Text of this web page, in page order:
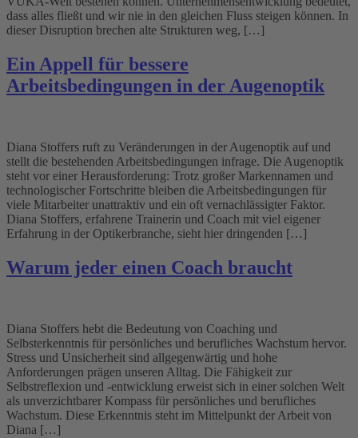
dass alles fließt und wir nie in den gleichen Fluss steigen können. In
dieser Disruption brechen alte Strukturen weg, […]
Ein Appell für bessere
Arbeitsbedingungen in der Augenoptik
Diana Stoffers ruft zu Veränderungen in der Augenoptik auf und
stellt die bestehenden Arbeitsbedingungen infrage. Die Augenoptik
steht vor einer Herausforderung: Trotz großer Markennamen und
technologischer Fortschritte bleiben die Arbeitsbedingungen für
viele Mitarbeiter unattraktiv und ein oft vernachlässigter Faktor.
Diana Stoffers, erfahrene Trainerin und Coach mit viel eigener
Erfahrung in der Optikerbranche, sieht hier dringenden […]
Warum jeder einen Coach braucht
Diana Stoffers hebt die Bedeutung von Coaching und
Selbsterkenntnis für persönliches und berufliches Wachstum hervor.
Stress und Unsicherheit sind allgegenwärtig und hohe
Anforderungen prägen unseren Alltag. Die Fähigkeit zur
Selbstreflexion und -entwicklung erweist sich in einer solchen Welt
als unverzichtbarer Kompass für persönliches und berufliches
Wachstum. Diese Erkenntnis steht im Mittelpunkt der Arbeit von
Diana […]